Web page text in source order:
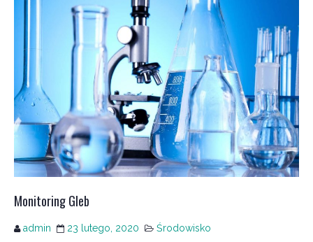
Monitoring Gleb
admin 23 lutego, 2020 Środowisko